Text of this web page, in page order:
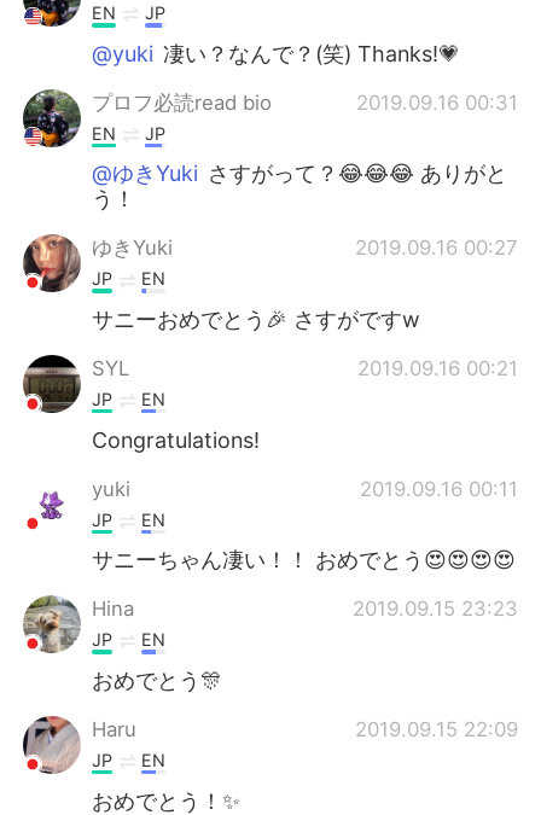
EN JP
@yuki 凄い？なんで？(笑) Thanks!💗
プロフ必読read bio 2019.09.16 00:31
EN JP
@ゆきYuki さすがって？😂😂😂 ありがと
う！
ゆきYuki 2019.09.16 00:27
JP EN
サニーおめでとう🎉 さすがですw
SYL 2019.09.16 00:21
JP EN
Congratulations!
yuki 2019.09.16 00:11
JP EN
サニーちゃん凄い！！ おめでとう😍😍😍😍
Hina 2019.09.15 23:23
JP EN
おめでとう🎊
Haru 2019.09.15 22:09
JP EN
おめでとう！✨